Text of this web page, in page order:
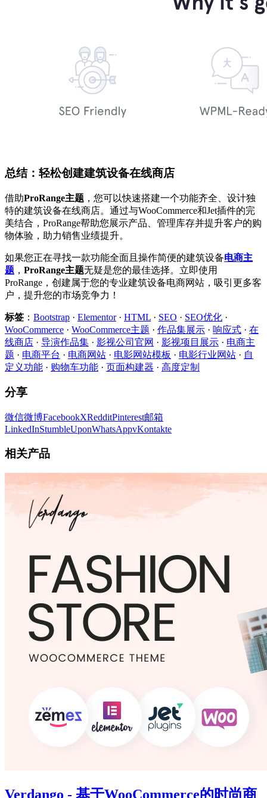
总结：轻松创建建筑设备在线商店
借助ProRange主题 ，您可以快速搭建一个功能齐全、设计独
特的建筑设备在线商店。通过与WooCommerce和Jet插件的完
美结合，ProRange帮助您展示产品、管理库存并提升客户的购
物体验，助力销售业绩提升。
如果您正在寻找一款功能全面且操作简便的建筑设备电商主
题 ， ProRange主题无疑是您的最佳选择。立即使用
ProRange，创建属于您的专业建筑设备电商网站，吸引更多客
户，提升您的市场竞争力！
标签 ： Bootstrap · Elementor· HTML · SEO · SEO优化 ·
WooCommerce · WooCommerce主题 · 作品集展示 · 响应式 · 在
线商店 · 导演作品集 · 影视公司官网 · 影视项目展示 · 电商主
题 · 电商平台 · 电商网站 · 电影网站模板 · 电影行业网站 · 自
定义功能 · 购物车功能 · 页面构建器 · 高度定制
分享
微信微博FacebookXRedditPinterest邮箱
LinkedInStumbleUponWhatsAppvKontakte
相关产品
Verdango - 基于WooCommerce的时尚商